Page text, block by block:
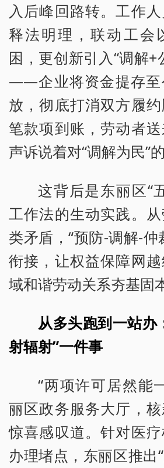
入后峰回路转。工作人
释法明理，联动工会
困，更创新引入“调解+
——企业将资金提存至
放，彻底打消双方履
笔款项到账，劳动者
声诉说着对“调解为民”
这背后是东丽区“
工作法的生动实践。
类矛盾，“预防-调解-仲
衔接，让权益保障网
域和谐劳动关系夯基固本
从多头跑到一站办
射辐射”一件事
“两项许可居然能
丽区政务服务大厅，
惊喜感叹道。针对医
办理堵点，东丽区推出